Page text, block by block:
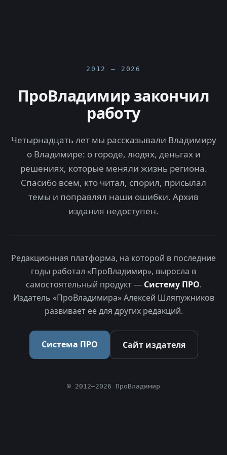
2012 — 2026
ПроВладимир закончил
работу
Четырнадцать лет мы рассказывали Владимиру
о Владимире: о городе, людях, деньгах и
решениях, которые меняли жизнь региона.
Спасибо всем, кто читал, спорил, присылал
темы и поправлял наши ошибки. Архив
издания недоступен.
Редакционная платформа, на которой в последние
годы работал «ПроВладимир», выросла в
самостоятельный продукт — Систему ПРО.
Издатель «ПроВладимира» Алексей Шляпужников
развивает её для других редакций.
Система ПРО Сайт издателя
© 2012–2026 ПроВладимир